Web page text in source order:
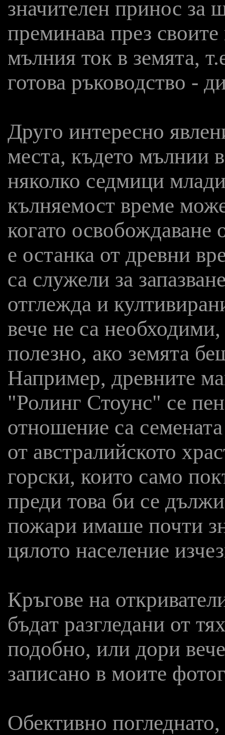
значителен принос за
преминава през
мълния ток в земята,
готова ръководство -
Друго интересно
места, където мълнии
няколко седмици
кълняемост време
когато освобождаване
е останка от древни
са служели за
отглежда и
вече не са
полезно, ако земята
Например, древните
"Ролинг Стоунс" се
отношение са
от австралийското
горски, които само
преди това би се
пожари имаше почти
цялото население
Кръгове на
бъдат разгледани от
подобно, или дори
записано в моите
Обективно